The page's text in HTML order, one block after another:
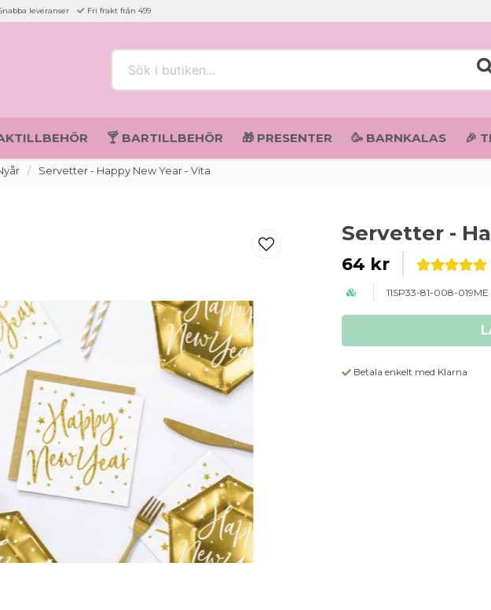
leveranser Fri frakt från 499
🍸 BARTILLBEHÖR 🎁 PRESENTER 🥳 BARNKALAS 🎉
Servetter - Happy New Year - Vita
Servetter -
64 kr
11SP33-81-008-019ME
Betala enkelt med Klarna